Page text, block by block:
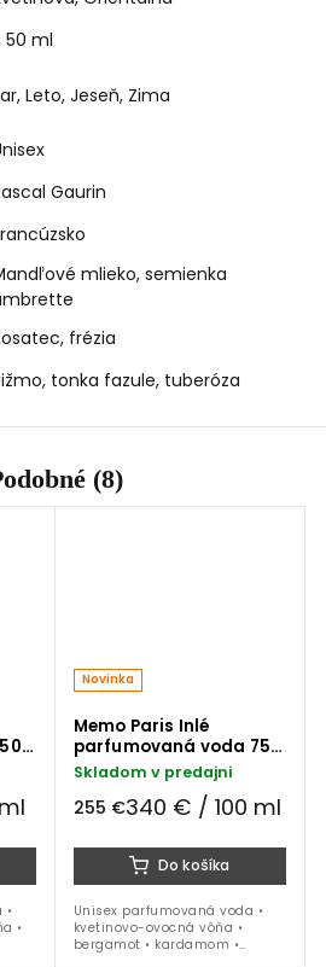
50 ml
, Leto, Jeseň, Zima
Gaurin
mlieko, semienka
frézia
tonka fazule, tuberóza
(8)
•
Novinka
Memo Paris Inlé
parfumovaná voda 75
ml
Skladom v predajni
255 €340 € / 100 ml
Do košíka
Unisex parfumovaná voda •
kvetinovo-ovocná vôňa •
bergamot • kardamom •